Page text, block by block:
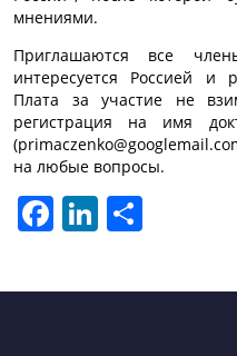
мнениями.
Приглашаются все
интересуется Россией и
Плата за участие не
регистрация на имя
на любые вопросы.
FacebookLinkedIn